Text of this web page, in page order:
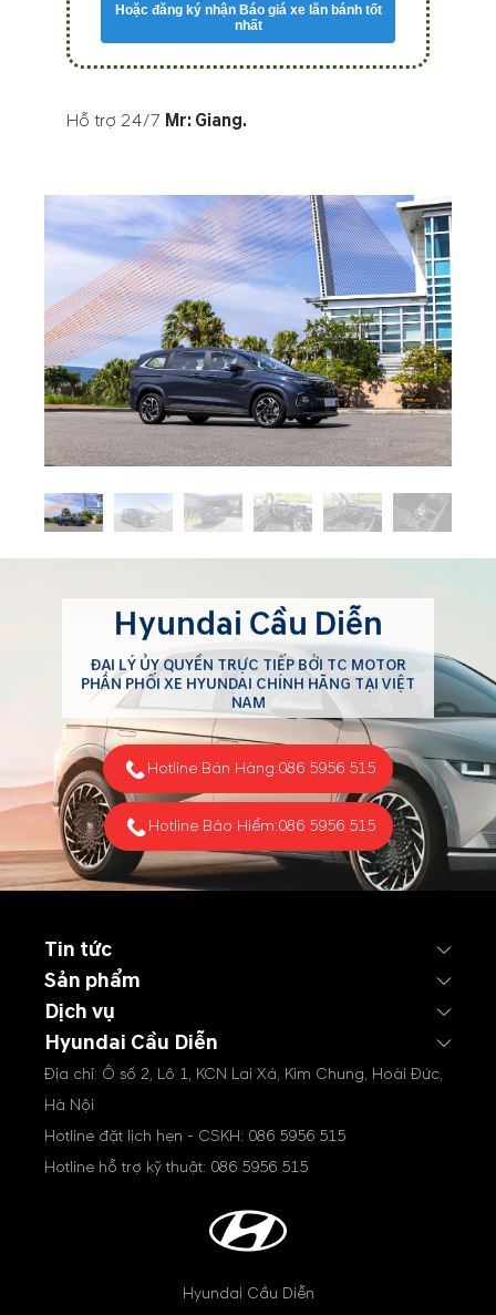
Hoặc đăng ký nhận Báo giá xe lăn bánh tốt
nhất
Hỗ trợ 24/7 Mr: Giang.
Hyundai Cầu Diễn
ĐẠI LÝ ỦY QUYỀN TRỰC TIẾP BỞI TC MOTOR
PHÂN PHỐI XE HYUNDAI CHÍNH HÃNG TẠI VIỆT
NAM
Hotline Bán Hàng:086 5956 515
Hotline Bảo Hiểm:086 5956 515
Tin tức
Sản phẩm
Dịch vụ
Hyundai Cầu Diễn
Địa chỉ: Ô số 2, Lô 1, KCN Lai Xá, Kim Chung, Hoài Đức,
Hà Nội
Hotline đặt lịch hẹn - CSKH: 086 5956 515
Hotline hỗ trợ kỹ thuật: 086 5956 515
Hyundai Cầu Diễn